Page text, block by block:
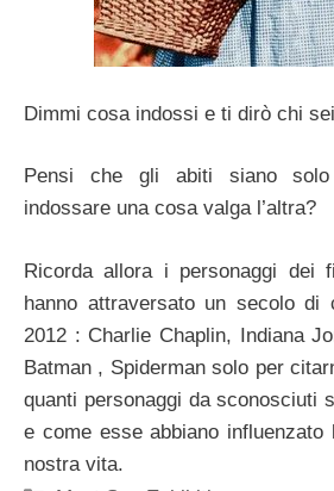
Dimmi cosa indossi e ti dirò chi
Pensi che gli abiti siano
indossare una cosa valga l’altra?
Ricorda allora i personaggi dei
hanno attraversato un secolo di
2012 : Charlie Chaplin, Indiana
Batman , Spiderman solo per
quanti personaggi da sconosciuti
e come esse abbiano
nostra vita.